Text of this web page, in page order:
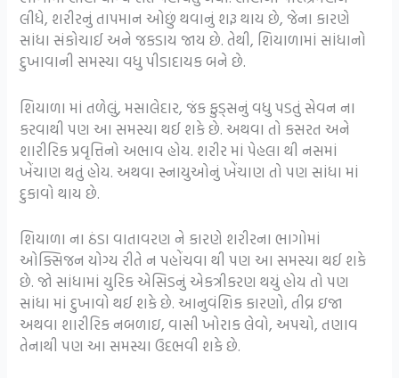
લીધે, શરીરનું તાપમાન ઓછું થવાનું શરૂ થાય છે, જેના કારણે
સાંધા સંકોચાઈ અને જકડાય જાય છે. તેથી, શિયાળામાં સાંધાનો
દુખાવાની સમસ્યા વધુ પીડાદાયક બને છે.
શિયાળા માં તળેલું, મસાલેદાર, જંક ફુડ્સનું વધુ પડતું સેવન ના
કરવાથી પણ આ સમસ્યા થઈ શકે છે. અથવા તો કસરત અને
શારીરિક પ્રવૃત્તિનો અભાવ હોય. શરીર માં પેહલા થી નસમાં
ખેંચાણ થતું હોય. અથવા સ્નાયુઓનું ખેંચાણ તો પણ સાંધા માં
દુકાવો થાય છે.
શિયાળા ના ઠંડા વાતાવરણ ને કારણે શરીરના ભાગોમાં
ઓક્સિજન યોગ્ય રીતે ન પહોંચવા થી પણ આ સમસ્યા થઈ શકે
છે. જો સાંધામાં યુરિક એસિડનું એકત્રીકરણ થયું હોય તો પણ
સાંધા માં દુખાવો થઈ શકે છે. આનુવંશિક કારણો, તીવ્ર ઇજા
અથવા શારીરિક નબળાઇ, વાસી ખોરાક લેવો, અપચો, તણાવ
તેનાથી પણ આ સમસ્યા ઉદભવી શકે છે.